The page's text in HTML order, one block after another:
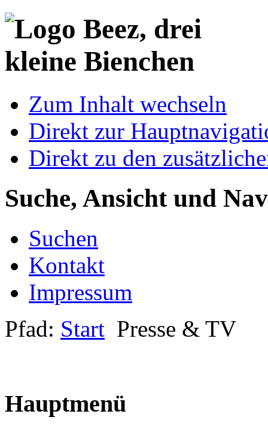
Zum Inhalt wechseln
Direkt zur
Direkt zu den
Suche, Ansicht und
Suchen
Kontakt
Impressum
Pfad: Start Presse & TV
Hauptmenü